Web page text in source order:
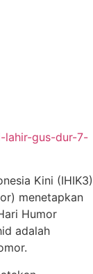
lahir-gus-dur-7-
Kini (IHIK3)
menetapkan
Humor
adalah